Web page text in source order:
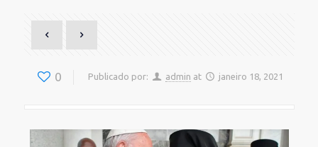
0 Publicado por: admin at janeiro 18, 2021